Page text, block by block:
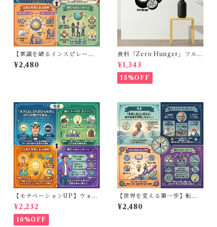
【常識を破るインスピレーシ
ョン】ウォールステッカー ラ
イト兄弟 名言 英語 進歩 挑戦
¥2,480
食料「Zero Hunger」フルー
ツ 黒シルエット壁ステッカー
30×30cm 貼って剥がせる [Ea
rth Beast]
¥1,343
15%OFF
【モチベーションUP】ウォー
ルステッカー エジソン 名言 英
語 フチなし転写 モノトーン 高
級感 書斎 デスク 30×50cm
¥2,232
10%OFF
【世界を変える第一歩】転写
ウォールステッカー ガンジー
英語 名言 フチなしペイント風
¥2,480